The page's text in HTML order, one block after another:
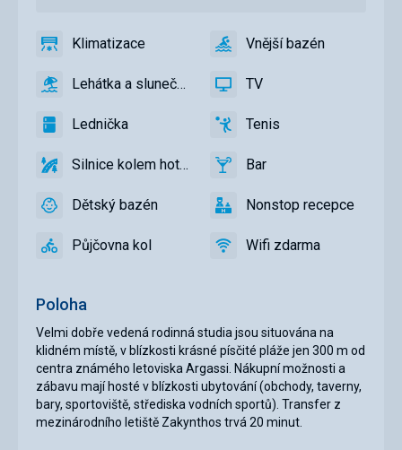
Poloha
Velmi dobře vedená rodinná studia jsou situována na
klidném místě, v blízkosti krásné písčité pláže jen 300 m od
centra známého letoviska Argassi. Nákupní možnosti a
zábavu mají hosté v blízkosti ubytování (obchody, taverny,
bary, sportoviště, střediska vodních sportů). Transfer z
mezinárodního letiště Zakynthos trvá 20 minut.
Klimatizace
Klimatizace
ano
VnějšíVnější bazén
ano
Lehátka
slunečníky
bazénu
Lehátka a slunečníky u bazénu zdarma
ano TV TV
ano
LedničkaLednička
ano TenisTenis
ano
Silnice
hotelu
Silnice kolem hotelu
ano Bar Bar
ano
DětskýDětský bazén
ano
NonstopNonstop recepce
ano
PůjčovnaPůjčovna kol
ano
Wifi
Wifi zdarma
ano